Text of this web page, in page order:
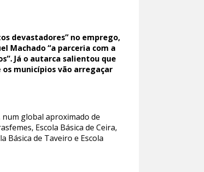
devastadores” no emprego,
Machado “a parceria com a
Já o autarca salientou que
municípios vão arregaçar
global aproximado de
Escola Básica de Ceira,
Básica de Taveiro e Escola